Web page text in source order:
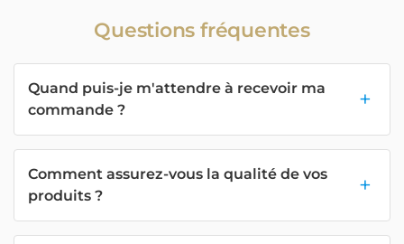
Questions fréquentes
Quand puis-je m'attendre à recevoir ma
commande ?
Comment assurez-vous la qualité de vos
produits ?